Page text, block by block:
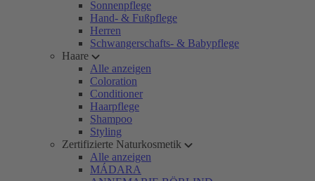
Sonnenpflege
Hand- & Fußpflege
Herren
Schwangerschafts- & Babypflege
Haare
Alle anzeigen
Coloration
Conditioner
Haarpflege
Shampoo
Styling
Zertifizierte Naturkosmetik
Alle anzeigen
MÁDARA